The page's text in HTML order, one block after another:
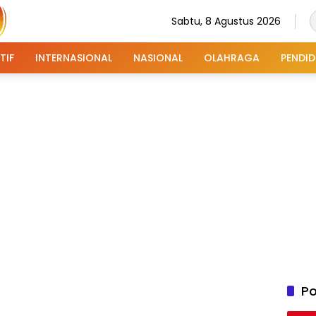
Sabtu, 8 Agustus 2026
INTERNASIONAL NASIONAL OLAHRAGA